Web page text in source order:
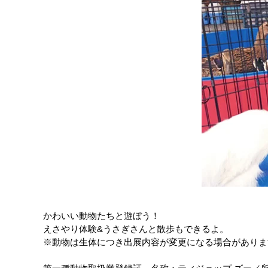
かわいい動物たちと遊ぼう！
えさやり体験&うさぎさんと散歩もできるよ。
※動物は生体につき出展内容が変更になる場合があり